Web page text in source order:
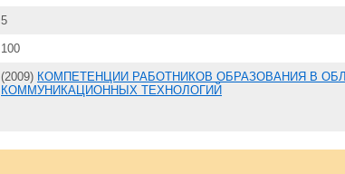
5
100
(2009) КОМПЕТЕНЦИИ РАБОТНИКОВ ОБРАЗОВАНИЯ В
КОММУНИКАЦИОННЫХ ТЕХНОЛОГИЙ